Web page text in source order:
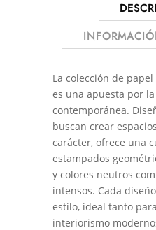
La colección de
es una apuesta por
contemporánea.
buscan crear
carácter, ofrece una
estampados
y colores neutros
intensos. Cada
estilo, ideal tanto
interiorismo